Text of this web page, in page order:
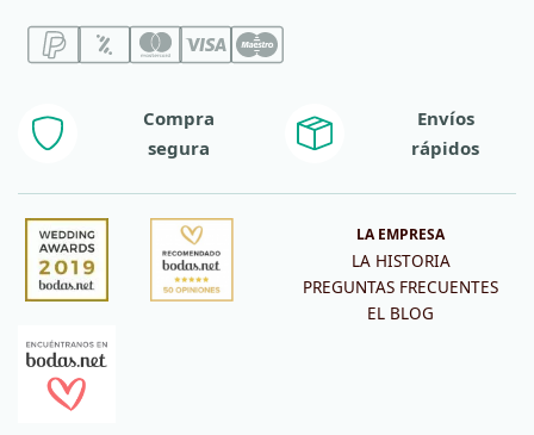
Compra
segura
Envíos
rápidos
LA EMPRESA
LA HISTORIA
PREGUNTAS FRECUENTES
EL BLOG